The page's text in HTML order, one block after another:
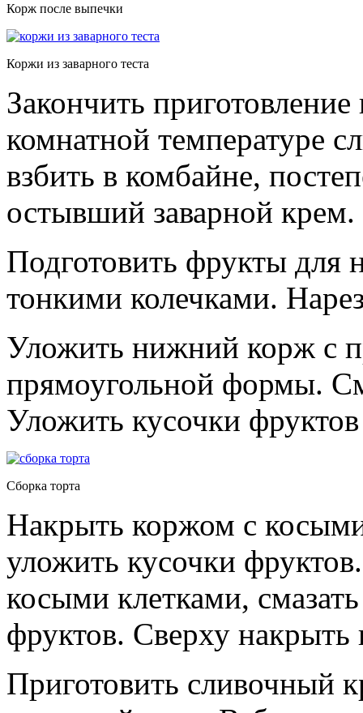
Корж после выпечки
Коржи из заварного теста
Закончить
комнатной температуре
взбить в комбайне,
остывший заварной крем.
Подготовить фрукты для
тонкими колечками.
Уложить нижний корж с
прямоугольной формы.
Уложить кусочки
Сборка торта
Накрыть коржом с
уложить кусочки
косыми клетками,
фруктов. Сверху
Приготовить сливочный